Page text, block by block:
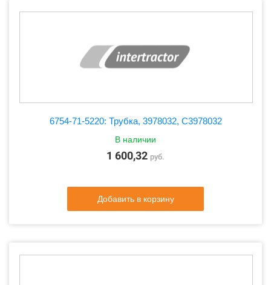
6754-71-5220: Трубка, 3978032, C3978032
В наличии
1 600,32 руб.
Добавить в корзину